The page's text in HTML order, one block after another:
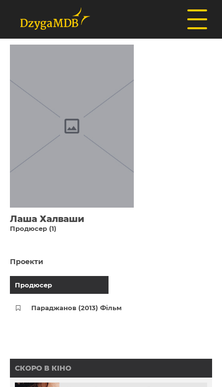
Лаша Халваши
Продюсер (1)
Проекти
Продюсер
Параджанов (2013) Фільм
СКОРО В КІНО